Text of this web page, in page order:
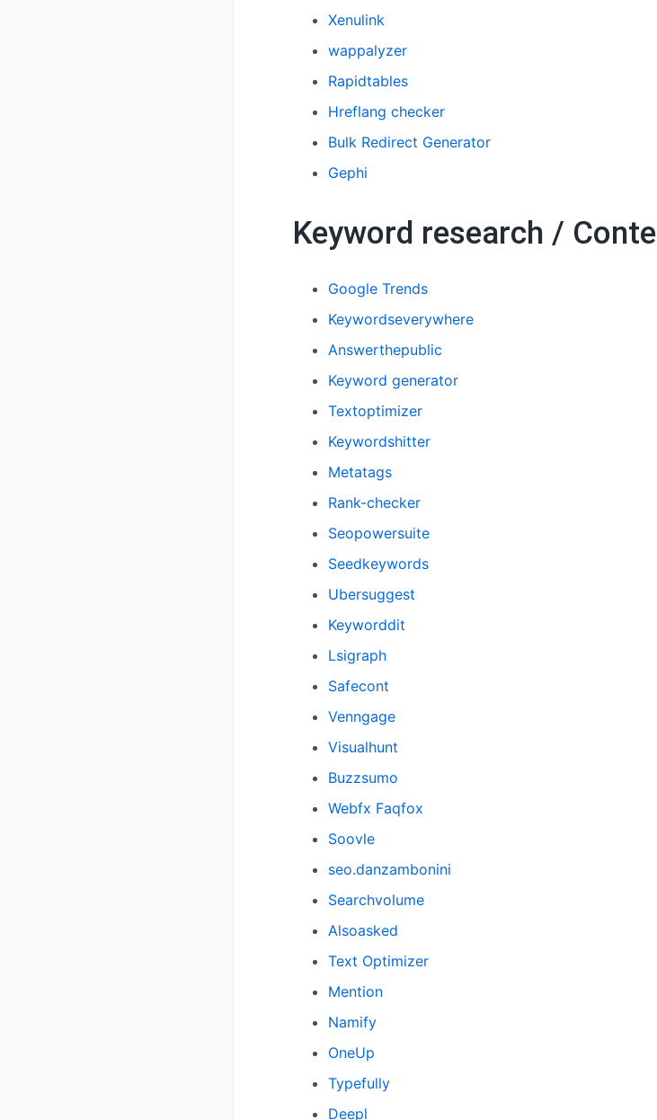
Xenulink
wappalyzer
Rapidtables
Hreflang checker
Bulk Redirect Generator
Gephi
Keyword research /
Google Trends
Keywordseverywhere
Answerthepublic
Keyword generator
Textoptimizer
Keywordshitter
Metatags
Rank-checker
Seopowersuite
Seedkeywords
Ubersuggest
Keyworddit
Lsigraph
Safecont
Venngage
Visualhunt
Buzzsumo
Webfx Faqfox
Soovle
seo.danzambonini
Searchvolume
Alsoasked
Text Optimizer
Mention
Namify
OneUp
Typefully
Deepl